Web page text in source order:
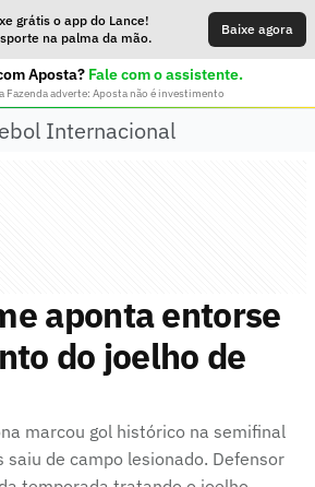
grátis o app do Lance!
na palma da mão.
Baixe agora
Aposta? Fale com o assistente.
Fazenda adverte: Aposta não é investimento
Internacional
aponta entorse
do joelho de
marcou gol histórico na semifinal
saiu de campo lesionado. Defensor